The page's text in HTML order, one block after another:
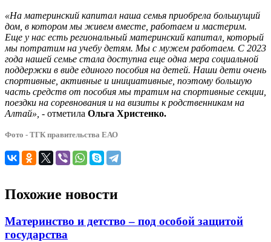
«На материнский капитал наша семья приобрела большущий
дом, в котором мы живем вместе, работаем и мастерим.
Еще у нас есть региональный материнский капитал, который
мы потратим на учебу детям. Мы с мужем работаем. С 2023
года нашей семье стала доступна еще одна мера социальной
поддержки в виде единого пособия на детей. Наши дети очень
спортивные, активные и инициативные, поэтому большую
часть средств от пособия мы тратим на спортивные секции,
поездки на соревнования и на визиты к родственникам на
Алтай», - отметила Ольга Христенко.
Фото - ТГК правительства ЕАО
Похожие новости
Материнство и детство – под особой защитой
государства